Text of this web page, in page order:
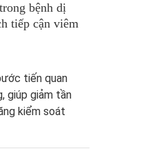
bệnh dị
tiếp cận viêm
tiến quan
giúp giảm tần
kiểm soát